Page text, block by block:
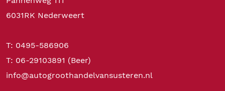
6031RK Nederweert
T: 0495-586906
T: 06-29103891 (Beer)
info@autogroothandelvansusteren.nl